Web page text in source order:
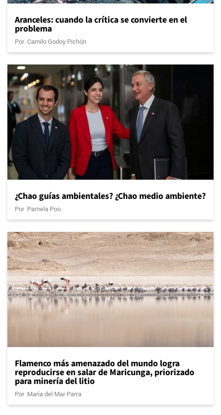
Aranceles: cuando la crítica se convierte en el
problema
Por Camilo Godoy Pichón
¿Chao guías ambientales? ¿Chao medio ambiente?
Por Pamela Poo
Flamenco más amenazado del mundo logra
reproducirse en salar de Maricunga, priorizado
para minería del litio
Por María del Mar Parra